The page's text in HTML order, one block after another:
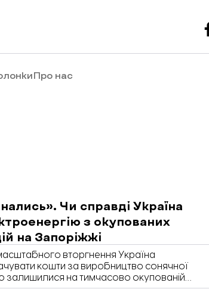
Про нас
Чи справді Україна
з окупованих
на Запоріжжі
вторгнення Україна
кошти за виробництво сонячної
залишилися на тимчасово окупованій
області. При цьому ця електроенергія